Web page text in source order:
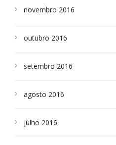
novembro 2016
outubro 2016
setembro 2016
agosto 2016
julho 2016